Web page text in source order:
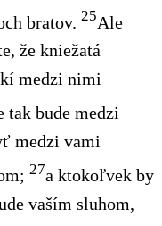
bratov. 25Ale
že kniežatá
medzi nimi
tak bude medzi
medzi vami
27a ktokoľvek by
vaším sluhom,